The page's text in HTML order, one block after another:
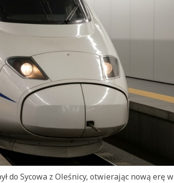
do Sycowa z Oleśnicy, otwierając nową erę w